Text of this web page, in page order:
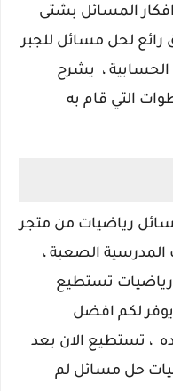
المسائل بشتى
رائع لحل مسائل للجبر
الحسابية ، يشرح
التي قام به
رياضيات من متجر
الصعبة ،
رياضيات تستطيع
لكم افضل
، تستطيع الان بعد
حل مسائل لم